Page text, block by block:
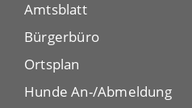
Amtsblatt
Bürgerbüro
Ortsplan
Hunde An-/Abmeldung